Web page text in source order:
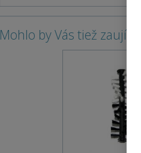
Mohlo by Vás tiež zaujímať